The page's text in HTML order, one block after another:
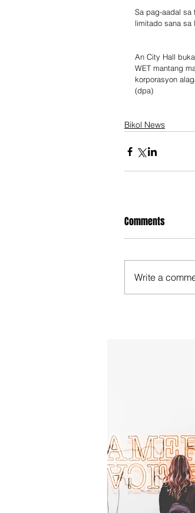
Sa pag-aadal sa
limitado sana sa
An City Hall
WET mantang
(dpa)
Bikol News
Comments
Write a